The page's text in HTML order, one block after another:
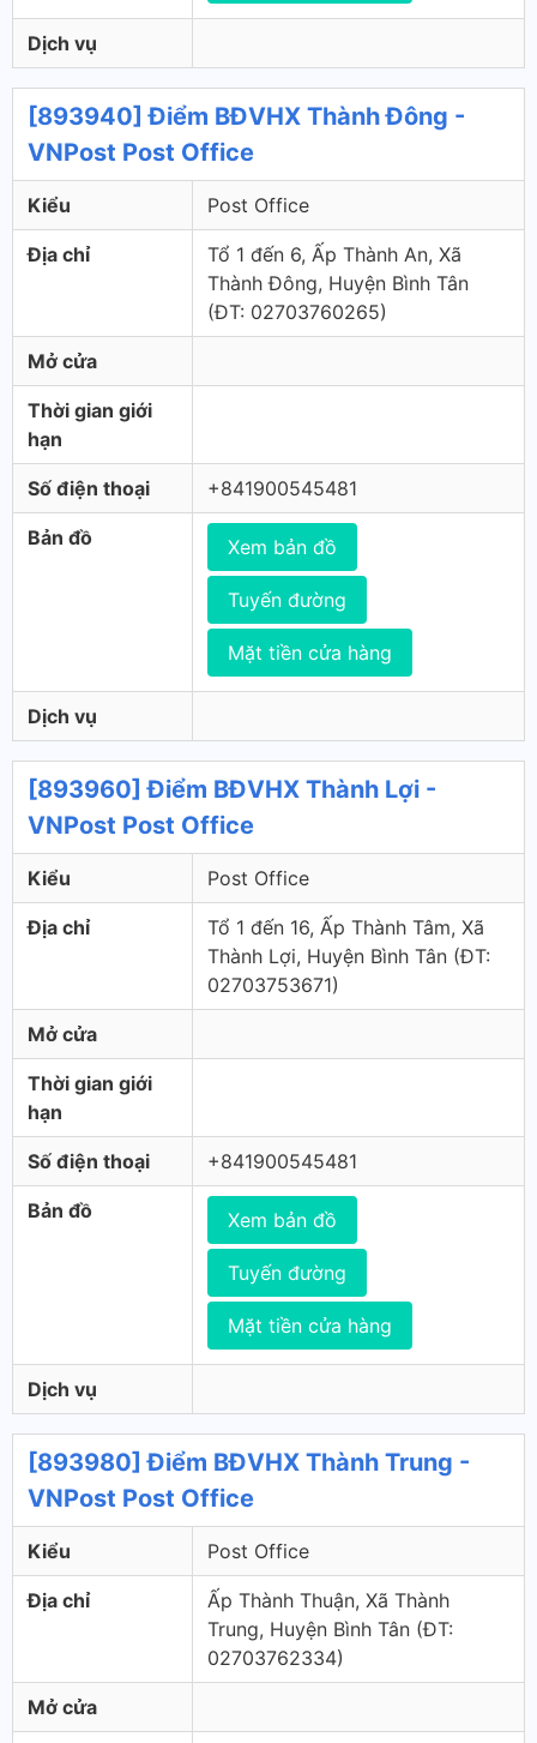
Dịch vụ
[893940] Điểm BĐVHX Thành Đông -
VNPost Post Office
Kiểu Post Office
Địa chỉ
Tổ 1 đến 6, Ấp Thành An, Xã
Thành Đông, Huyện Bình Tân
(ÐT: 02703760265)
Mở cửa
Thời gian giới
hạn
Số điện thoại +841900545481
Bản đồ Xem bản đồ
Tuyến đường
Mặt tiền cửa hàng
Dịch vụ
[893960] Điểm BĐVHX Thành Lợi -
VNPost Post Office
Kiểu Post Office
Địa chỉ
Tổ 1 đến 16, Ấp Thành Tâm, Xã
Thành Lợi, Huyện Bình Tân (ÐT:
02703753671)
Mở cửa
Thời gian giới
hạn
Số điện thoại +841900545481
Bản đồ Xem bản đồ
Tuyến đường
Mặt tiền cửa hàng
Dịch vụ
[893980] Điểm BĐVHX Thành Trung -
VNPost Post Office
Kiểu Post Office
Địa chỉ
Ấp Thành Thuận, Xã Thành
Trung, Huyện Bình Tân (ÐT:
02703762334)
Mở cửa